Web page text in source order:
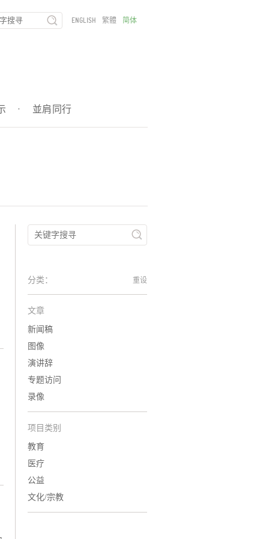
· 並肩同行
ENGLISH 繁體 简体
分类： 重设
文章
新闻稿
图像
演讲辞
专题访问
录像
项目类别
教育
医疗
公益
文化/宗教